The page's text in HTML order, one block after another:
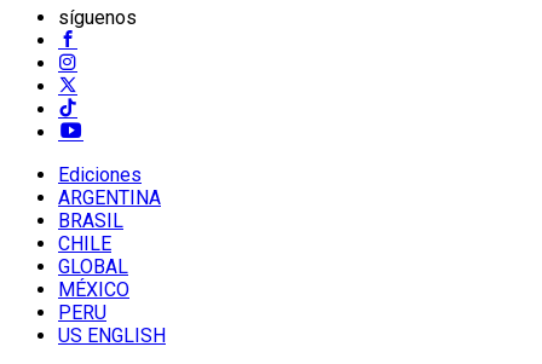
síguenos
Ediciones
ARGENTINA
BRASIL
CHILE
GLOBAL
MÉXICO
PERU
US ENGLISH